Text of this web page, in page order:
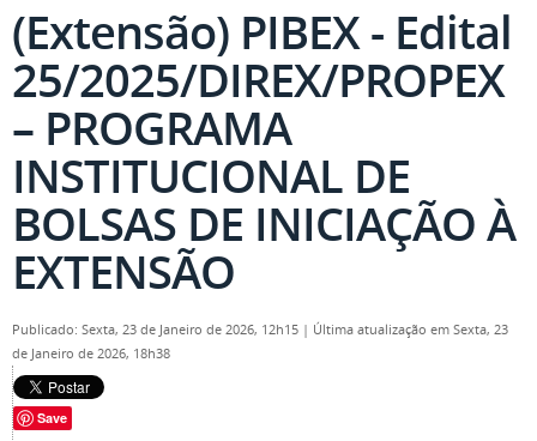
(Extensão) PIBEX - Edital
25/2025/DIREX/PROPEX
– PROGRAMA
INSTITUCIONAL DE
BOLSAS DE INICIAÇÃO À
EXTENSÃO
Publicado: Sexta, 23 de Janeiro de 2026, 12h15 | Última atualização em Sexta, 23
de Janeiro de 2026, 18h38
Save